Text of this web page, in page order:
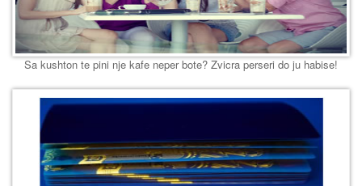
Sa kushton te pini nje kafe neper bote? Zvicra perseri do ju habise!